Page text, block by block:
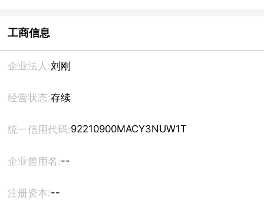
工商信息
企业法人:刘刚
经营状态:存续
统一信用代码:92210900MACY3NUW1T
企业曾用名:--
注册资本:--